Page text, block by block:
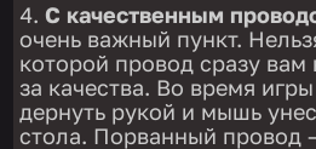
С качественным
очень важный пункт.
которой провод сразу вам
за качества. Во время
дернуть рукой и мышь
стола. Порванный провод